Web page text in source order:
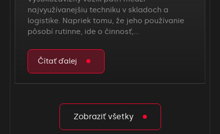
najvyužívanejšiu techniku v skladoch a
logistike. Napriek tomu, že jeho používanie
pôsobí rutinne, ide o činnosť,…
Čítať ďalej
Zobraziť všetky